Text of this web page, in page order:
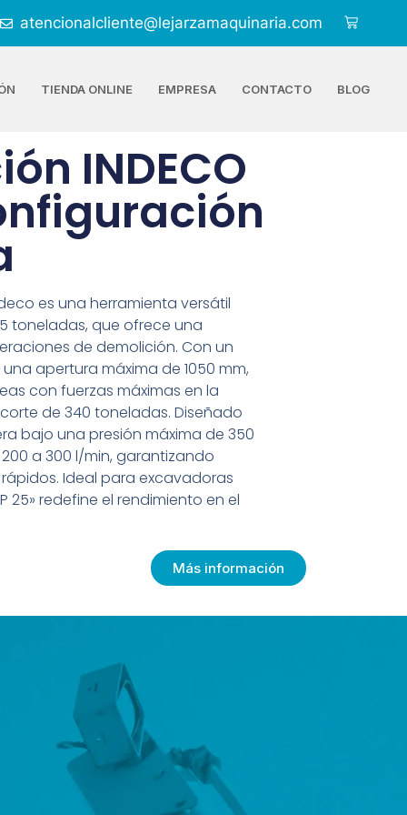
atencionalcliente@lejarzamaquinaria.com
TIENDA ONLINE EMPRESA CONTACTO BLOG
INDECO
es una herramienta versátil
toneladas, que ofrece una
de demolición. Con un
apertura máxima de 1050 mm,
con fuerzas máximas en la
de 340 toneladas. Diseñado
bajo una presión máxima de 350
a 300 l/min, garantizando
Ideal para excavadoras
25» redefine el rendimiento en el
Más información